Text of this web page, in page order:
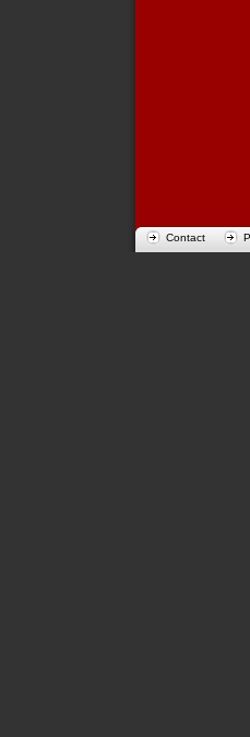
Contact